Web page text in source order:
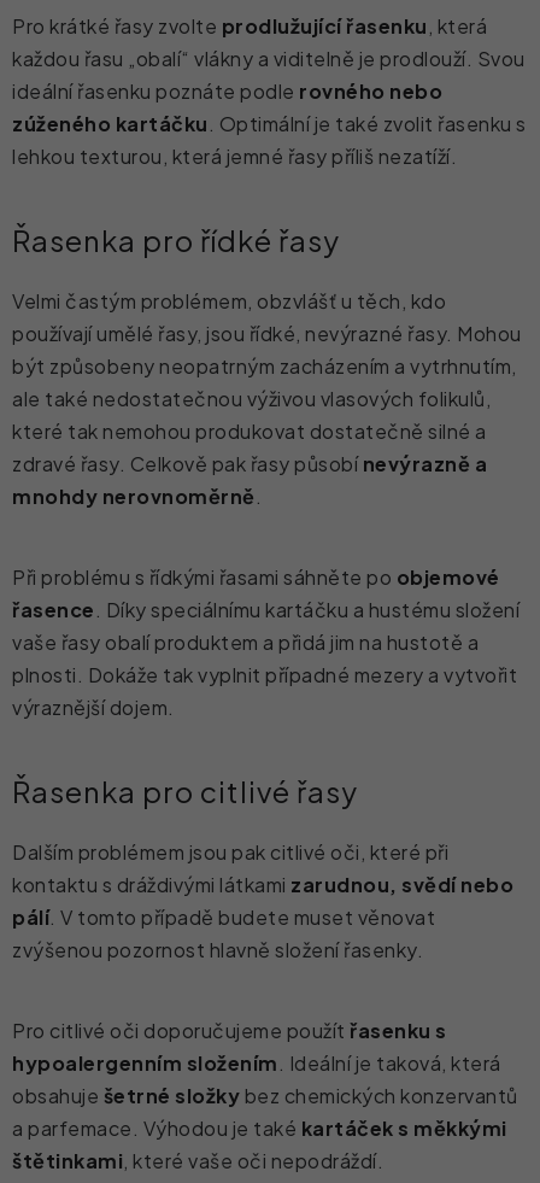
Pro krátké řasy zvolte prodlužující řasenku , která
každou řasu „obalí“ vlákny a viditelně je prodlouží. Svou
ideální řasenku poznáte podle rovného nebo
zúženého kartáčku . Optimální je také zvolit řasenku s
lehkou texturou, která jemné řasy příliš nezatíží.
Řasenka pro řídké řasy
Velmi častým problémem, obzvlášť u těch, kdo
používají umělé řasy, jsou řídké, nevýrazné řasy. Mohou
být způsobeny neopatrným zacházením a vytrhnutím,
ale také nedostatečnou výživou vlasových folikulů,
které tak nemohou produkovat dostatečně silné a
zdravé řasy. Celkově pak řasy působínevýrazně a
mnohdy nerovnoměrně
Při problému s řídkými řasami sáhněte po objemové
řasence . Díky speciálnímu kartáčku a hustému složení
vaše řasy obalí produktem a přidá jim na hustotě a
plnosti. Dokáže tak vyplnit případné mezery a vytvořit
výraznější dojem.
Řasenka pro citlivé řasy
Dalším problémem jsou pak citlivé oči, které při
kontaktu s dráždivými látkami zarudnou, svědí nebo
pálí. V tomto případě budete muset věnovat
zvýšenou pozornost hlavně složení řasenky.
Pro citlivé oči doporučujeme použít řasenku s
hypoalergenním složením . Ideální je taková, která
obsahuje šetrné složky bez chemických konzervantů
a parfemace. Výhodou je také kartáček s měkkými
štětinkami , které vaše oči nepodráždí.